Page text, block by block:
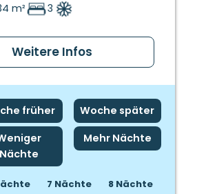
m² 3
Weitere Infos
früher
Nächte
Woche später
Mehr Nächte
7 Nächte 8 Nächte